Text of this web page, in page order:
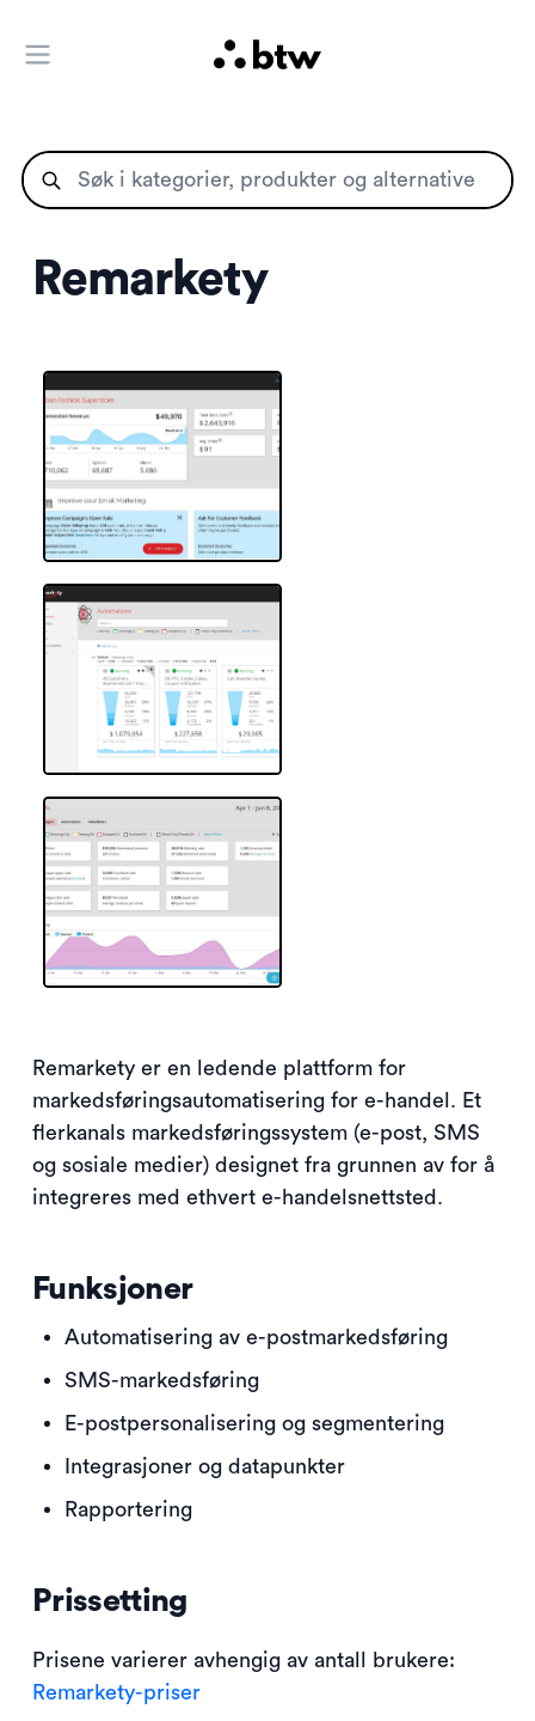
Åpne hovedmenyen
Remarkety
Remarkety er en ledende plattform for
markedsføringsautomatisering for e-handel. Et
flerkanals markedsføringssystem (e-post, SMS
og sosiale medier) designet fra grunnen av for å
integreres med ethvert e-handelsnettsted.
Funksjoner
Automatisering av e-postmarkedsføring
SMS-markedsføring
E-postpersonalisering og segmentering
Integrasjoner og datapunkter
Rapportering
Prissetting
Prisene varierer avhengig av antall brukere:
Remarkety-priser